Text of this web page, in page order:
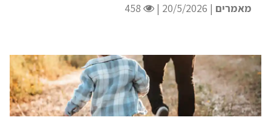
מאמרים | 20/5/2026 |